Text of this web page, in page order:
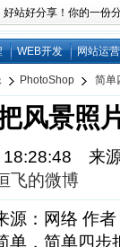
站好分享！你的一份
WEB开发 网站运营
PhotoShop 简单
风景照
来
飞的微博
源：网络 作
单，简单四步